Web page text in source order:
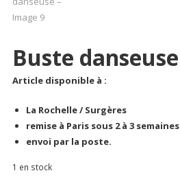
Buste danseuse
Article disponible à :
La Rochelle / Surgères
remise à Paris sous 2 à 3 semaines
envoi par la poste.
1 en stock